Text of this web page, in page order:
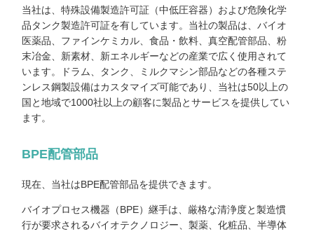
当社は、特殊設備製造許可証（中低圧容器）および危険化学
品タンク製造許可証を有しています。当社の製品は、バイオ
医薬品、ファインケミカル、食品・飲料、真空配管部品、粉
末冶金、新素材、新エネルギーなどの産業で広く使用されて
います。ドラム、タンク、ミルクマシン部品などの各種ステ
ンレス鋼製設備はカスタマイズ可能であり、当社は50以上の
国と地域で1000社以上の顧客に製品とサービスを提供してい
ます。
BPE配管部品
現在、当社はBPE配管部品を提供できます。
バイオプロセス機器（BPE）継手は、厳格な清浄度と製造慣
行が要求されるバイオテクノロジー、製薬、化粧品、半導体